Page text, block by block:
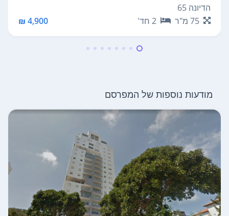
הדיונה 65
75 מ"ר 2 חד' 4,900 ₪
מודעות נוספות של המפרסם